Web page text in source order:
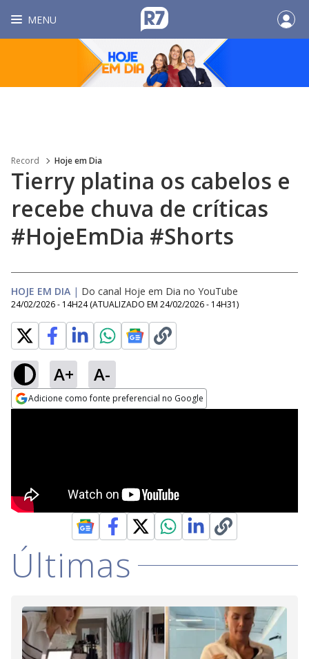
MENU
Record Hoje em Dia
Tierry platina os cabelos e
recebe chuva de críticas
#HojeEmDia #Shorts
HOJE EM DIA | Do canal Hoje em Dia no YouTube
24/02/2026 - 14H24 (ATUALIZADO EM 24/02/2026 - 14H31)
A+ A-
Adicione como fonte preferencial no Google
Últimas